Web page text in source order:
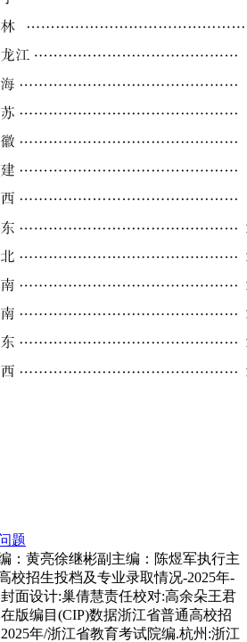
题
：黄亮徐继彬副主编：陈煜军执行主
校招生投档及专业录取情况-2025年-
面设计:巢倩慧责任校对:高余朵王君
版编目(CIP)数据浙江省普通高校招
年/浙江省教育考试院编.杭州:浙江